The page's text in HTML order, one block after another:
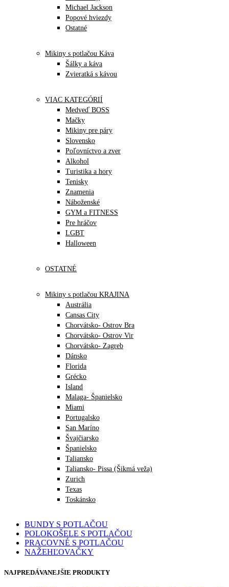
Michael Jackson
Popové hviezdy
Ostatné
Mikiny s potlačou Káva
Šálky a káva
Zvieratká s kávou
VIAC KATEGÓRIÍ
Medveď BOSS
Mačky
Mikiny pre páry
Slovensko
Poľovníctvo a zver
Alkohol
Turistika a hory
Tenisky
Znamenia
Náboženské
GYM a FITNESS
Pre hráčov
LGBT
Halloween
OSTATNÉ
Mikiny s potlačou KRAJINA
Austrália
Cansas City
Chorvátsko- Ostrov Bra
Chorvátsko- Ostrov Vir
Chorvátsko- Zagreb
Dánsko
Florida
Grécko
Island
Malaga- Španielsko
Miami
Portugalsko
San Maríno
Švajčiarsko
Španielsko
Taliansko
Taliansko- Pissa (Šikmá veža)
Zurich
Texas
Toskánsko
BUNDY S POTLAČOU
POLOKOŠELE S POTLAČOU
PRACOVNÉ S POTLAČOU
NAŽEHĽOVAČKY
NAJPREDÁVANEJŠIE PRODUKTY